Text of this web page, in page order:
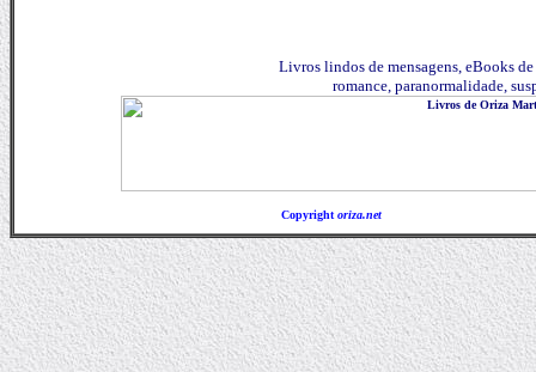
Livros lindos de mensagens, eBooks de
romance, paranormalidade,
Copyright oriza.net